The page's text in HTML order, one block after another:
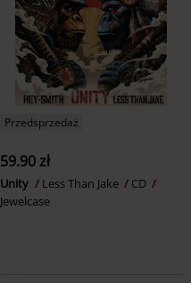
Przedsprzedaż
59.90 zł
Unity Less Than Jake
CD
Jewelcase